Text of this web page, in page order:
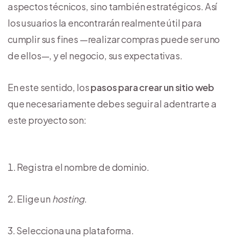
aspectos técnicos, sino también estratégicos. Así
los usuarios la encontrarán realmente útil para
cumplir sus fines —realizar compras puede ser uno
de ellos—, y el negocio, sus expectativas.
En este sentido, lospasos para crear un sitio web
que necesariamente debes seguir al adentrarte a
este proyecto son:
Registra el nombre de dominio.
Elige un hosting.
Selecciona una plataforma.